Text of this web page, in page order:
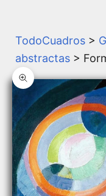
TodoCuadros >
abstractas >
Zoom